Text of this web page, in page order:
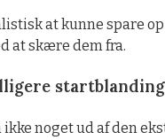
at kunne spare
at skære dem fra.
startblanding
noget ud af den